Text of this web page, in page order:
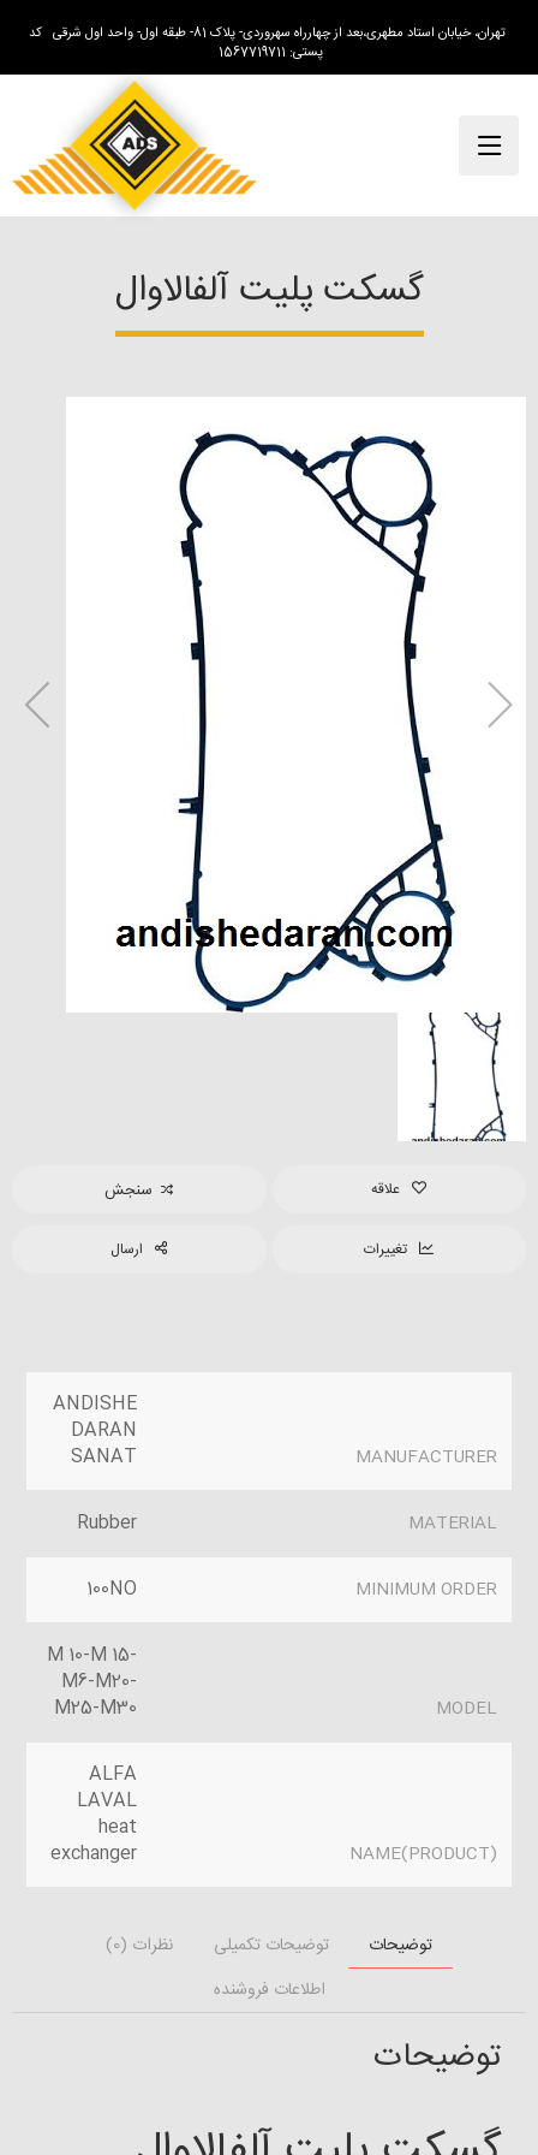
تهران، خیابان استاد مطهری،بعد از چهارراه سهروردی- پلاک 81- طبقه اول- واحد اول شرقی کد
پستی: 1567719711
گسکت پلیت آلفالاوال
علاقه سنجش
تغییرات ارسال
MANUFACTURER
ANDISHE
DARAN
SANAT
MATERIAL
Rubber
MINIMUM ORDER
100NO
MODEL
M 10-M 15-
M6-M20-
M25-M30
(PRODUCT)NAME
ALFA
LAVAL
heat
exchanger
توضیحات توضیحات تکمیلی
نظرات (0)
اطلاعات فروشنده
توضیحات